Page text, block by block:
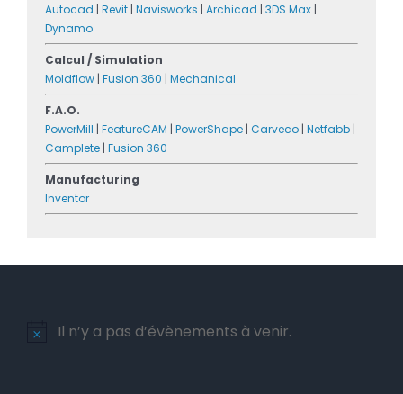
Autocad | Revit | Navisworks | Archicad | 3DS Max |
Dynamo
Calcul / Simulation
Moldflow | Fusion 360 | Mechanical
F.A.O.
PowerMill | FeatureCAM | PowerShape | Carveco | Netfabb |
Camplete | Fusion 360
Manufacturing
Inventor
Notice
Il n’y a pas d’évènements à venir.